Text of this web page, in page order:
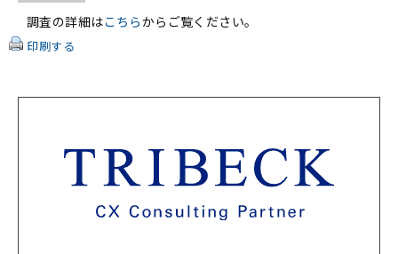
調査の詳細はこちらからご覧ください。
印刷する